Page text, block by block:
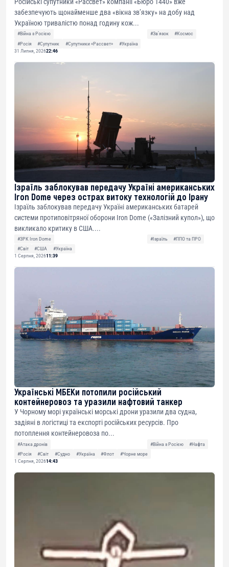
Російські супутники «Рассвет» компанії «Бюро 1440» вже
забезпечують щонайменше два «вікна зв’язку» на добу над
Україною тривалістю понад годину кож...
#Війна з Росією #Звʼязок
#Космос
#Росія
#Супутник #Супутники «Рассвет»
#Україна
31 Липня, 202622:46
Ізраїль заблокував передачу Україні американських
Iron Dome через острах витоку технологій до Ірану
Ізраїль заблокував передачу Україні американських батарей
системи протиповітряної оборони Iron Dome («Залізний купол»), що
викликало критику в США....
#ЗРК Iron Dome #Ізраїль
#ППО та ПРО
#Світ
#США
#Україна
1 Серпня, 202611:39
Українські МБЕКи потопили російський
контейнеровоз та уразили нафтовий танкер
У Чорному морі українські морські дрони уразили два судна,
задіяні в логістиці та експорті російських ресурсів. Про
потоплення контейнеровоза по...
#Атака дронів #Війна з Росією
#Нафта
#Росія
#Світ #Судно #Україна #Флот
#Чорне море
1 Серпня, 202614:43